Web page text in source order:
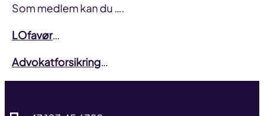
Som medlem kan du ….
LOfavør…
Advokatforsikring